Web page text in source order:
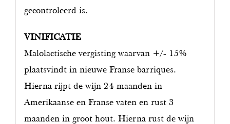
gecontroleerd is.
VINIFICATIE
Malolactische vergisting waarvan +/- 15%
plaatsvindt in nieuwe Franse barriques.
Hierna rijpt de wijn 24 maanden in
Amerikaanse en Franse vaten en rust 3
maanden in groot hout. Hierna rust de wijn